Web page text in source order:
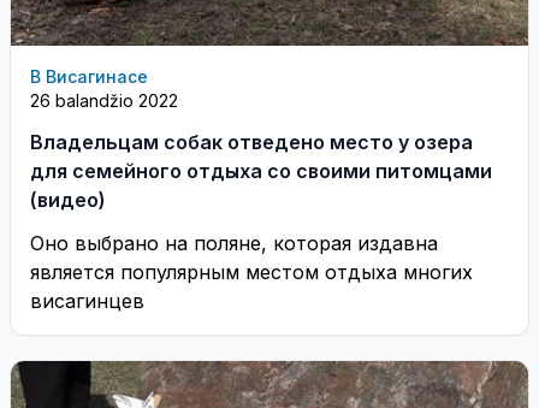
В Висагинасе
26 balandžio 2022
Владельцам собак отведено место у озера
для семейного отдыха со своими питомцами
(видео)
Оно выбрано на поляне, которая издавна
является популярным местом отдыха многих
висагинцев